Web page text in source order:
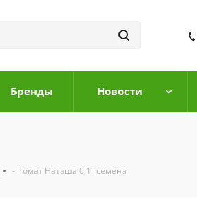
Бренды Новости
- Томат Наташа 0,1г семена